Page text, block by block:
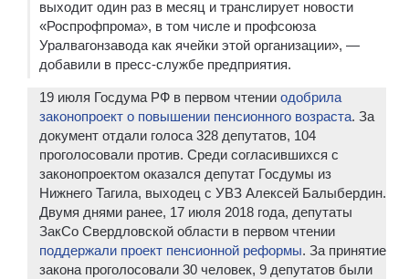
выходит один раз в месяц и транслирует новости
«Роспрофпрома», в том числе и профсоюза
Уралвагонзавода как ячейки этой организации», —
добавили в пресс-службе предприятия.
19 июля Госдума РФ в первом чтении одобрила
законопроект о повышении пенсионного возраста. За
документ отдали голоса 328 депутатов, 104
проголосовали против. Среди согласившихся с
законопроектом оказался депутат Госдумы из
Нижнего Тагила, выходец с УВЗ Алексей Балыбердин.
Двумя днями ранее, 17 июля 2018 года, депутаты
ЗакСо Свердловской области в первом чтении
поддержали проект пенсионной реформы. За принятие
закона проголосовали 30 человек, 9 депутатов были